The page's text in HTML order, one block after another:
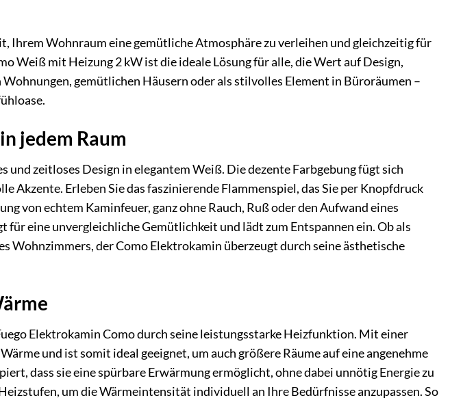
Ihrem Wohnraum eine gemütliche Atmosphäre zu verleihen und gleichzeitig für
Weiß mit Heizung 2 kW ist die ideale Lösung für alle, die Wert auf Design,
gemütlichen Häusern oder als stilvolles Element in Büroräumen –
jedem Raum
und zeitloses Design in elegantem Weiß. Die dezente Farbgebung fügt sich
Akzente. Erleben Sie das faszinierende Flammenspiel, das Sie per Knopfdruck
von echtem Kaminfeuer, ganz ohne Rauch, Ruß oder den Aufwand eines
eine unvergleichliche Gemütlichkeit und lädt zum Entspannen ein. Ob als
Wohnzimmers, der Como Elektrokamin überzeugt durch seine ästhetische
Elektrokamin Como durch seine leistungsstarke Heizfunktion. Mit einer
und ist somit ideal geeignet, um auch größere Räume auf eine angenehme
dass sie eine spürbare Erwärmung ermöglicht, ohne dabei unnötig Energie zu
um die Wärmeintensität individuell an Ihre Bedürfnisse anzupassen. So